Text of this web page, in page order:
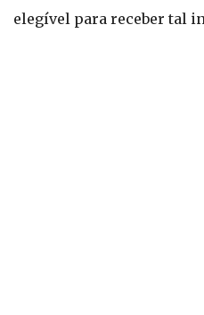
elegível para receber tal